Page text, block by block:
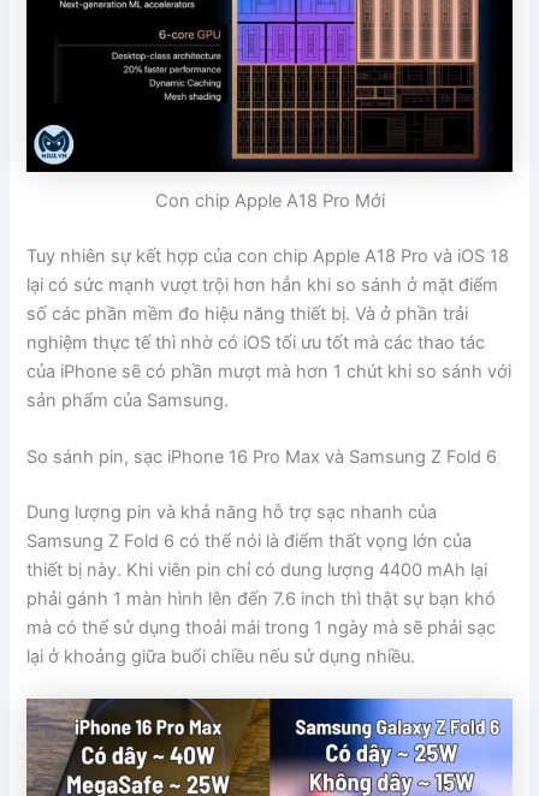
Con chip Apple A18 Pro Mới
Tuy nhiên sự kết hợp của con chip Apple A18 Pro và iOS 18
lại có sức mạnh vượt trội hơn hẳn khi so sánh ở mặt điểm
số các phần mềm đo hiệu năng thiết bị. Và ở phần trải
nghiệm thực tế thì nhờ có iOS tối ưu tốt mà các thao tác
của iPhone sẽ có phần mượt mà hơn 1 chút khi so sánh với
sản phẩm của Samsung.
So sánh pin, sạc iPhone 16 Pro Max và Samsung Z Fold 6
Dung lượng pin và khả năng hỗ trợ sạc nhanh của
Samsung Z Fold 6 có thể nói là điểm thất vọng lớn của
thiết bị này. Khi viên pin chỉ có dung lượng 4400 mAh lại
phải gánh 1 màn hình lên đến 7.6 inch thì thật sự bạn khó
mà có thể sử dụng thoải mái trong 1 ngày mà sẽ phải sạc
lại ở khoảng giữa buổi chiều nếu sử dụng nhiều.